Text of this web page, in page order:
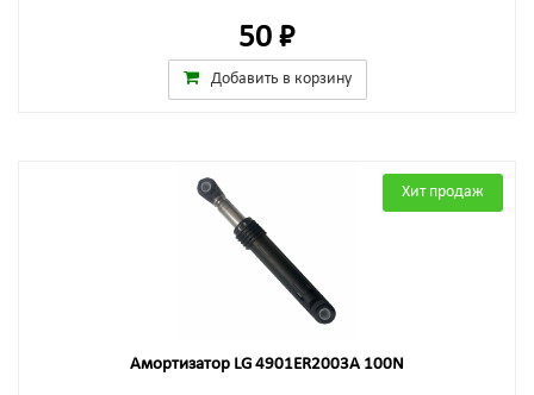
50 ₽
Добавить в корзину
Хит продаж
Амортизатор LG 4901ER2003A 100N